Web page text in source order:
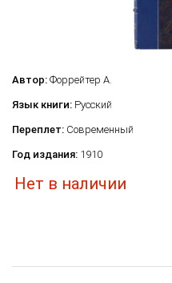
Автор: Форрейтер А.
Язык книги: Русский
Переплет: Современный
Год издания: 1910
Нет в наличии